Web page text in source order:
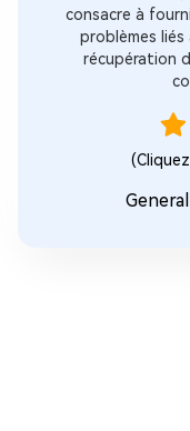
consacre à
problèmes liés
récupération